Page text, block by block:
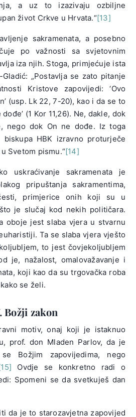
a uz to izazivaju ozbiljne
život Crkve u Hrvata.“[13]
sakramenata, a posebno
po važnosti sa svjetovnim
iza njih. Stoga, primjećuje ista
„Postavlja se zato pitanje
Kristove zapovijedi: ‘Ovo
(usp. Lk 22, 7-20), kao i da se to
(1 Kor 11,26). Ne, dakle, dok
nego dok On ne dođe. Iz toga
HBK izravno proturječe
Svetom pismu.“[14]
uskraćivanje sakramenata je
pripuštanja sakramentima,
primjerice onih koji su u
je slučaj kod nekih političara.
oboje jest slaba vjera u stvarnu
Ta se slaba vjera vješto
to jest čovjekoljubljem
je, nažalost, omalovažavanje i
koji kao da su trgovačka roba
se želi.
Božji zakon
motiv, onaj koji je istaknuo
prof. don Mladen Parlov, da je
Božjim zapovijedima, nego
Ovdje se konkretno radi o
Spomeni se da svetkuješ dan
da je to starozavjetna zapovijed